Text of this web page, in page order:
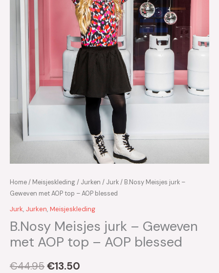
Home/ Meisjeskleding/ Jurken / Jurk/ B.Nosy Meisjes jurk –
Geweven met AOP top – AOP blessed
Jurk, Jurken, Meisjeskleding
B.Nosy Meisjes jurk – Geweven
met AOP top – AOP blessed
€44.95€13.50